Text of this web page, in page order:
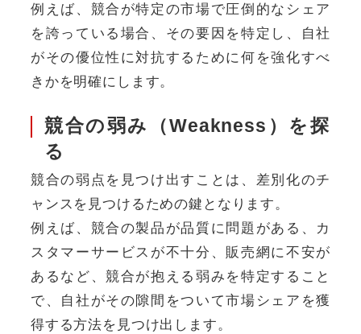
例えば、競合が特定の市場で圧倒的なシェア
を誇っている場合、その要因を特定し、自社
がその優位性に対抗するために何を強化すべ
きかを明確にします。
競合の弱み（Weakness）を探
る
競合の弱点を見つけ出すことは、差別化のチ
ャンスを見つけるための鍵となります。
例えば、競合の製品が品質に問題がある、カ
スタマーサービスが不十分、販売網に不安が
あるなど、競合が抱える弱みを特定すること
で、自社がその隙間をついて市場シェアを獲
得する方法を見つけ出します。